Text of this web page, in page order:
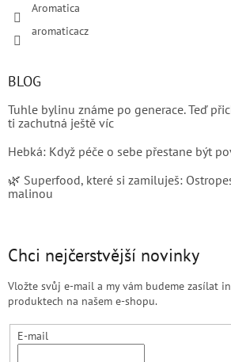
Aromatica
aromaticacz
BLOG
Tuhle bylinu známe po generace. Teď
ti zachutná ještě víc
Hebká: Když péče o sebe přestane být
🌿 Superfood, které si zamiluješ:
malinou
Chci nejčerstvější novinky
Vložte svůj e-mail a my vám budeme zasílat
produktech na našem e-shopu.
E-mail